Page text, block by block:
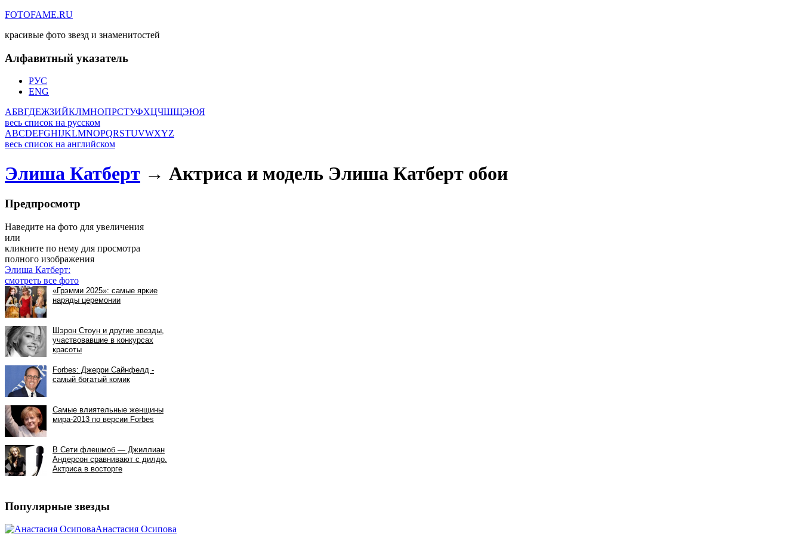
FOTOFAME.RU
красивые фото звезд и знаменитостей
Алфавитный указатель
РУС
ENG
АБВГДЕЖЗИЙКЛМНОПРСТУФХЦЧШЩЭЮЯ
весь список на русском
ABCDEFGHIJKLMNOPQRSTUVWXYZ
весь список на английском
Элиша Катберт → Актриса и модель Элиша Катберт обои
Предпросмотр
Наведите на фото для увеличения
или
кликните по нему для просмотра
полного изображения
Элиша Катберт:
смотреть все фото
Популярные звезды
Анастасия Осипова